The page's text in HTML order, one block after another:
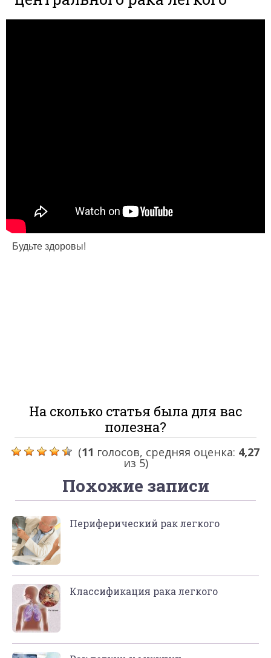
Будьте здоровы!
На сколько статья была для вас
полезна?
(11 голосов, средняя оценка: 4,27
из 5)
Похожие записи
Периферический рак легкого
Классификация рака легкого